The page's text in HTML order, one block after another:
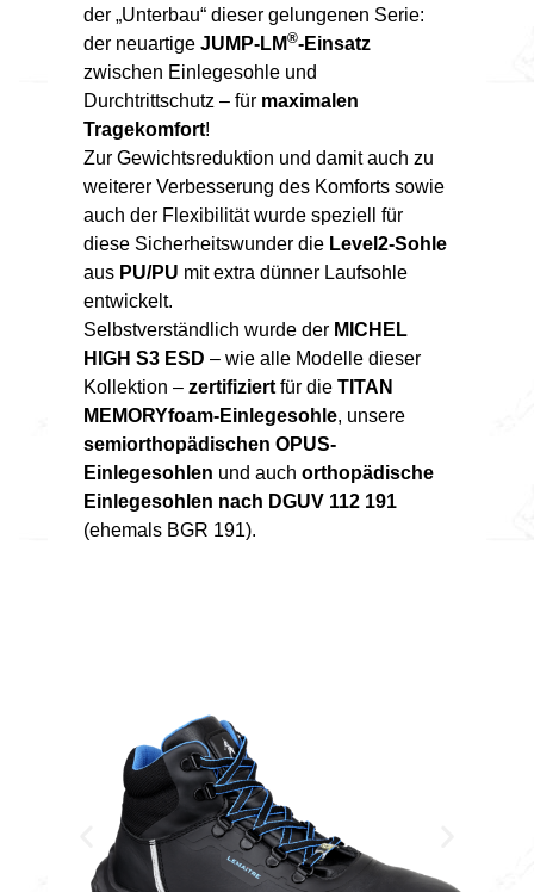
der „Unterbau“ dieser gelungenen Serie:
der neuartige JUMP-LM®-Einsatz
zwischen Einlegesohle und
Durchtrittschutz – für maximalen
Tragekomfort!
Zur Gewichtsreduktion und damit auch zu
weiterer Verbesserung des Komforts sowie
auch der Flexibilität wurde speziell für
diese Sicherheitswunder die Level2-Sohle
aus PU/PU mit extra dünner Laufsohle
entwickelt.
Selbstverständlich wurde der MICHEL
HIGH S3 ESD – wie alle Modelle dieser
Kollektion – zertifiziert für die TITAN
MEMORYfoam-Einlegesohle, unsere
semiorthopädischen OPUS-
Einlegesohlen und auch orthopädische
Einlegesohlen nach DGUV 112 191
(ehemals BGR 191).